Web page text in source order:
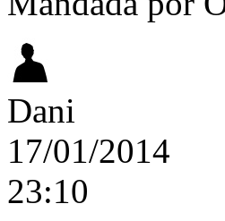
Dani
17/01/2014
23:10